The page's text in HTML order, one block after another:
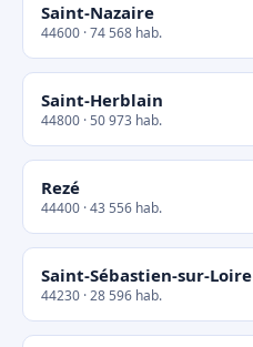
Saint-Nazaire
44600 · 74 568 hab.
Saint-Herblain
44800 · 50 973 hab.
Rezé
44400 · 43 556 hab.
Saint-Sébastien-sur-Loire
44230 · 28 596 hab.